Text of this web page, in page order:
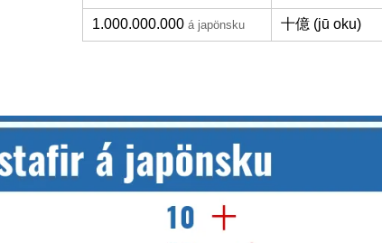
1.000.000.000 á japönsku 十億 (jū oku)